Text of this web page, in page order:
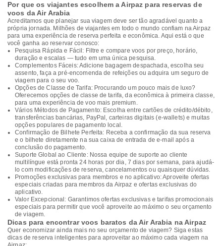
Por que os viajantes escolhem a Airpaz para reservas de
voos da Air Arabia
Acreditamos que planejar sua viagem deve ser tão agradável quanto a
própria jornada. Milhões de viajantes em todo o mundo confiam na Airpaz
para uma experiência de reserva perfeita e econômica. Aqui está o que
você ganha ao reservar conosco:
Pesquisa Rápida e Fácil: Filtre e compare voos por preço, horário,
duração e escalas — tudo em uma única pesquisa.
Complementos Fáceis: Adicione bagagem despachada, escolha seu
assento, faça a pré-encomenda de refeições ou adquira um seguro de
viagem para o seu voo.
Opções de Classe de Tarifa: Procurando um pouco mais de luxo?
Oferecemos opções de classe de tarifa, da econômica à primeira classe,
para uma experiência de voo mais premium.
Vários Métodos de Pagamento: Escolha entre cartões de crédito/débito,
transferências bancárias, PayPal, carteiras digitais (e-wallets) e muitas
opções populares de pagamento local.
Confirmação de Bilhete Perfeita: Receba a confirmação da sua reserva
e o bilhete diretamente na sua caixa de entrada de e-mail após a
conclusão do pagamento.
Suporte Global ao Cliente: Nossa equipe de suporte ao cliente
multilíngue está pronta 24 horas por dia, 7 dias por semana, para ajudá-
lo com modificações de reserva, cancelamentos ou quaisquer dúvidas.
Promoções exclusivas para membros e no aplicativo: Aproveite ofertas
especiais criadas para membros da Airpaz e ofertas exclusivas do
aplicativo.
Valor Excepcional: Garantimos ofertas exclusivas e tarifas promocionais
especiais para permitir que você aproveite ao máximo o seu orçamento
de viagem.
Dicas para encontrar voos baratos da Air Arabia na Airpaz
Quer economizar ainda mais no seu orçamento de viagem? Siga estas
dicas de reserva inteligentes para aproveitar ao máximo cada viagem na